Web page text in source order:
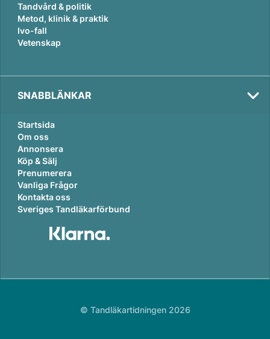
Tandvård & politik
Metod, klinik & praktik
Ivo-fall
Vetenskap
SNABBLÄNKAR
Startsida
Om oss
Annonsera
Köp & Sälj
Prenumerera
Vanliga Frågor
Kontakta oss
Sveriges Tandläkarförbund
© Tandläkartidningen 2026